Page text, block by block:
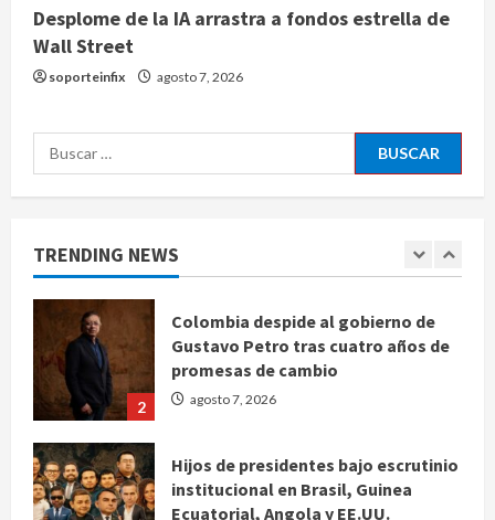
Desplome de la IA arrastra a fondos estrella de
Wall Street
soporteinfix agosto 7, 2026
Buscar:
TRENDING NEWS
ocultados en el caso Ayotzinapa
1
Charlotte FC vs Atlas: Fecha,
horario y canal para ver el partido
2
Colombia despide al gobierno de
Gustavo Petro tras cuatro años de
promesas de cambio
agosto 7, 2026
Hijos de presidentes bajo escrutinio
institucional en Brasil, Guinea
Ecuatorial, Angola y EE.UU.